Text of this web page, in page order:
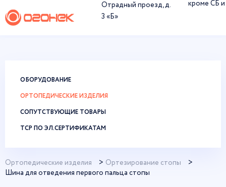
Отрадный проезд, д.
3 «Б»
кроме СБ
ОБОРУДОВАНИЕ
ОРТОПЕДИЧЕСКИЕ ИЗДЕЛИЯ
СОПУТСТВУЮЩИЕ ТОВАРЫ
ТСР ПО ЭЛ.СЕРТИФИКАТАМ
Ортопедические изделия
Ортезирование стопы
Шина для отведения первого пальца стопы